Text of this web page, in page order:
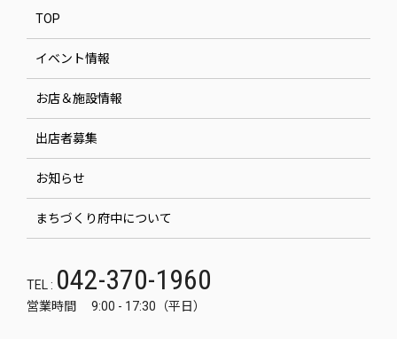
TOP
イベント情報
お店＆施設情報
出店者募集
お知らせ
まちづくり府中について
TEL : 042-370-1960
営業時間 9:00 - 17:30（平日）